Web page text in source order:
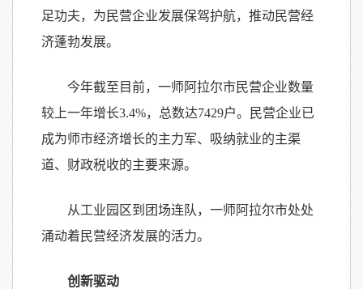
足功夫，为民营企业发展保驾护航，推动民营经
济蓬勃发展。
今年截至目前，一师阿拉尔市民营企业数量
较上一年增长3.4%，总数达7429户。民营企业已
成为师市经济增长的主力军、吸纳就业的主渠
道、财政税收的主要来源。
从工业园区到团场连队，一师阿拉尔市处处
涌动着民营经济发展的活力。
创新驱动